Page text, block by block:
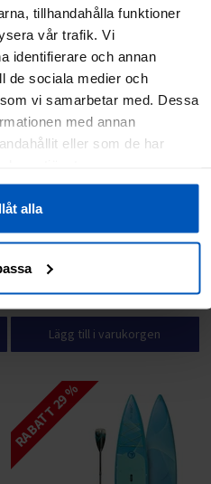
tillhandahålla funktioner
vår trafik. Vi
identifierare och annan
de sociala medier och
vi samarbetar med. Dessa
med annan
eller som de har
alla
FitNord AIR Studsmatta 366 cm
Lägg till i varukorgen
RABATT 29 %